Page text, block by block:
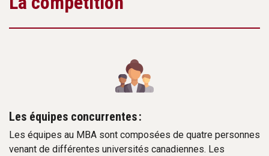
Les équipes concurrentes :
Les équipes au MBA sont composées de quatre personnes
venant de différentes universités canadiennes. Les